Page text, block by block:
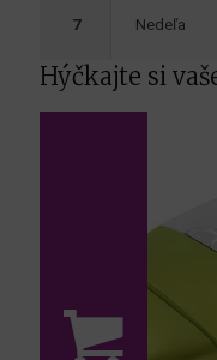
7 Nedeľa
Hýčkajte si